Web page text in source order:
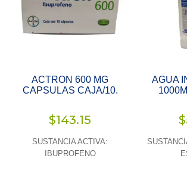
ACTRON 600 MG
CAPSULAS CAJA/10.
$143.15
SUSTANCIA ACTIVA:
IBUPROFENO
AGUA
$